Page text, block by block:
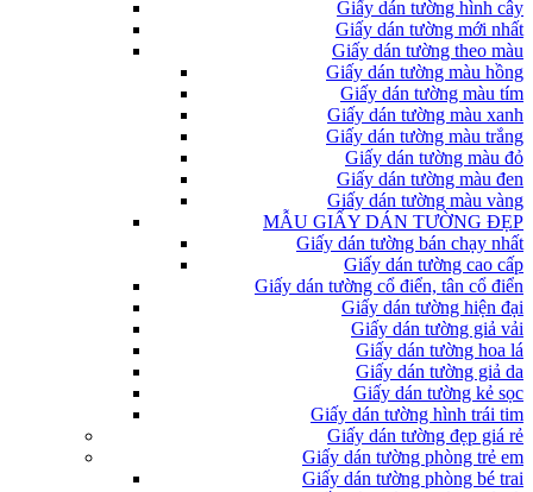
Giấy dán tường hình cây
Giấy dán tường mới nhất
Giấy dán tường theo màu
Giấy dán tường màu hồng
Giấy dán tường màu tím
Giấy dán tường màu xanh
Giấy dán tường màu trắng
Giấy dán tường màu đỏ
Giấy dán tường màu đen
Giấy dán tường màu vàng
MẪU GIẤY DÁN TƯỜNG ĐẸP
Giấy dán tường bán chạy nhất
Giấy dán tường cao cấp
Giấy dán tường cổ điển, tân cổ điển
Giấy dán tường hiện đại
Giấy dán tường giả vải
Giấy dán tường hoa lá
Giấy dán tường giả da
Giấy dán tường kẻ sọc
Giấy dán tường hình trái tim
Giấy dán tường đẹp giá rẻ
Giấy dán tường phòng trẻ em
Giấy dán tường phòng bé trai